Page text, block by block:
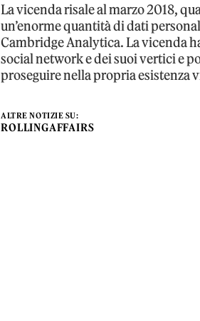
La vicenda risale al marzo 2018,
un’enorme quantità di dati
Cambridge Analytica. La vicenda
social network e dei suoi vertici e
proseguire nella propria esistenza
ALTRE NOTIZIE SU:
ROLLINGAFFAIRS